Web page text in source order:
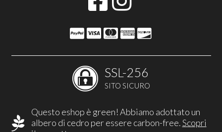
SSL-256
SITO SICURO
Questo eshop è green! Abbiamo adottato un
albero di cedro per essere carbon-free.Scopri